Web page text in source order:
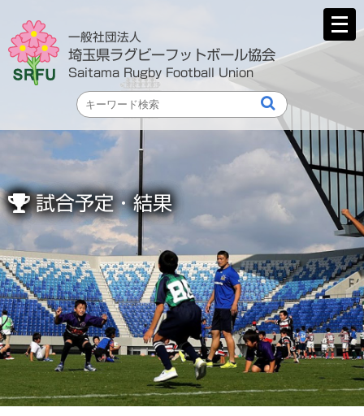
一般社団法人
埼玉県ラグビーフットボール協会
Saitama Rugby Football Union
メ
ニ
く
試合予定・結果